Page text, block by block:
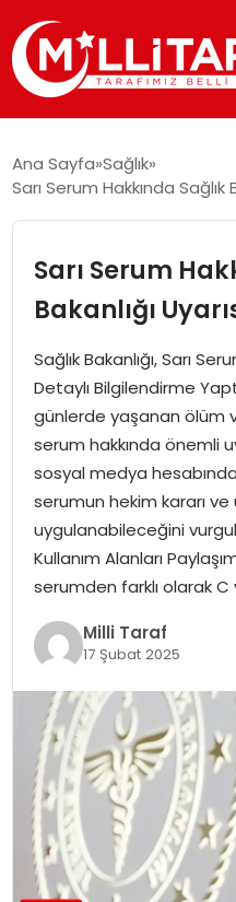
TEKNOLOJI
EKONOMI
SPOR
SIYASET
MAGAZIN
Ana Sayfa Sağlık
Sarı Serum Hakkında Sağlık
Sarı Serum
Bakanlığı
Sağlık Bakanlığı, Sarı
Detaylı Bilgilendirme
günlerde yaşanan ölüm
serum hakkında önemli
sosyal medya
serumun hekim kararı ve
uygulanabileceğini
Kullanım Alanları
serumden farklı olarak C
Milli Taraf
17 Şubat 2025